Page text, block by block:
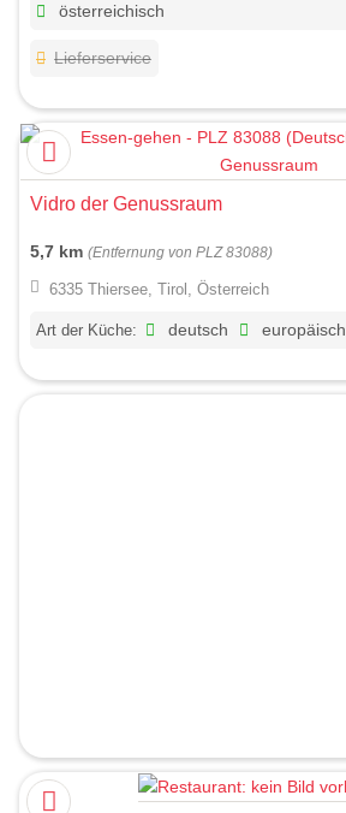
österreichisch
Lieferservice
Vidro der Genussraum
5,7 km (Entfernung von PLZ 83088)
6335 Thiersee, Tirol, Österreich
Art der Küche: deutsch europäisch